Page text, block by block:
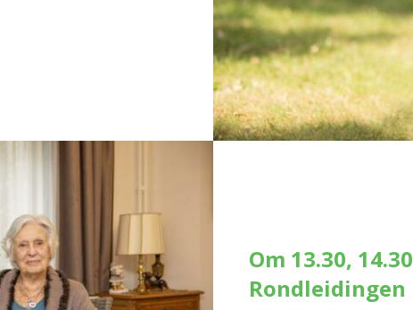
Om 13.30,
Rondleidingen